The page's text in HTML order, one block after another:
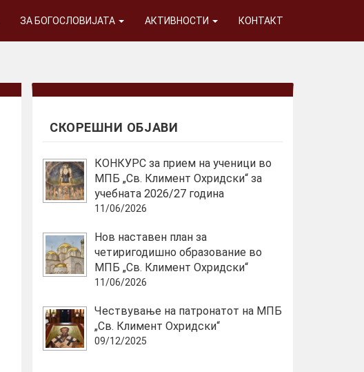
ЗА БОГОСЛОВИЈАТА АКТИВНОСТИ КОНТАКТ
СКОРЕШНИ ОБЈАВИ
КОНКУРС за прием на ученици во
МПБ „Св. Климент Охридски“ за
учебната 2026/27 година
11/06/2026
Нов наставен план за
четиригодишно образование во
МПБ „Св. Климент Охридски“
11/06/2026
Чествување на патронатот на МПБ
„Св. Климент Охридски“
09/12/2025